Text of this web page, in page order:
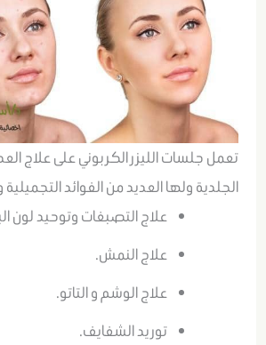
تعمل جلسات الليزر الكربوني على علاج
الجلدية ولها العديد من الفوائد
علاج التصبغات وتوحيد لون
علاج النمش.
علاج الوشم و التاتو.
توريد الشفايف.